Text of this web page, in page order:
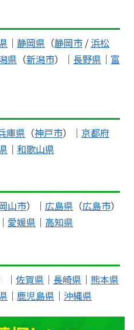
｜ 静岡県 （静岡市 / 浜松
県 （新潟市）｜ 長野県 ｜ 富
庫県 （神戸市）｜ 京都府
｜ 和歌山県
山市）｜ 広島県 （広島市）
｜ 愛媛県 ｜ 高知県
｜ 佐賀県 ｜ 長崎県 ｜ 熊本県
｜ 鹿児島県 ｜ 沖縄県